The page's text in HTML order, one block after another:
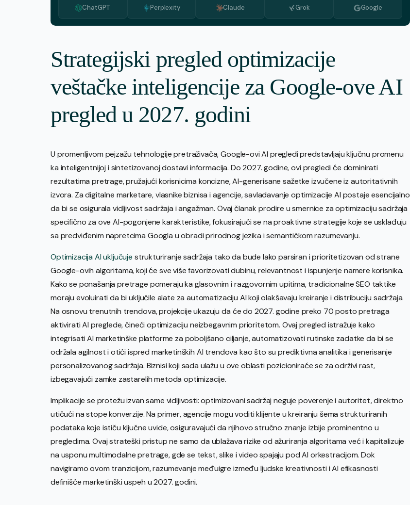
Azerbaijani
бугарски
грчки
италијански
корејски
румунски
шведски
ChatGPT Perplexity Claude Grok Google
Strategijski pregled optimizacije
veštačke inteligencije za Google-ove AI
pregled u 2027. godini
U promenljivom pejzažu tehnologije pretraživača, Google-ovi AI pregledi predstavljaju ključnu promenu
ka inteligentnijoj i sintetizovanoj dostavi informacija. Do 2027. godine, ovi pregledi će dominirati
rezultatima pretrage, pružajući korisnicima koncizne, AI-generisane sažetke izvučene iz autoritativnih
izvora. Za digitalne marketare, vlasnike biznisa i agencije, savladavanje optimizacije AI postaje esencijalno
da bi se osigurala vidljivost sadržaja i angažman. Ovaj članak prodire u smernice za optimizaciju sadržaja
specifično za ove AI-pogonjene karakteristike, fokusirajući se na proaktivne strategije koje se usklađuju
sa predviđenim napretcima Googla u obradi prirodnog jezika i semantičkom razumevanju.
Optimizacija AI uključuje strukturiranje sadržaja tako da bude lako parsiran i prioritetizovan od strane
Google-ovih algoritama, koji će sve više favorizovati dubinu, relevantnost i ispunjenje namere korisnika.
Kako se ponašanja pretrage pomeraju ka glasovnim i razgovornim upitima, tradicionalne SEO taktike
moraju evoluirati da bi uključile alate za automatizaciju AI koji olakšavaju kreiranje i distribuciju sadržaja.
Na osnovu trenutnih trendova, projekcije ukazuju da će do 2027. godine preko 70 posto pretraga
aktivirati AI preglede, čineći optimizaciju neizbegavnim prioritetom. Ovaj pregled istražuje kako
integrisati AI marketinške platforme za poboljšano ciljanje, automatizovati rutinske zadatke da bi se
održala agilnost i otići ispred marketinških AI trendova kao što su prediktivna analitika i generisanje
personalizovanog sadržaja. Biznisi koji sada ulažu u ove oblasti pozicioniraće se za održivi rast,
izbegavajući zamke zastarelih metoda optimizacije.
Implikacije se protežu izvan same vidljivosti: optimizovani sadržaj neguje poverenje i autoritet, direktno
utičući na stope konverzije. Na primer, agencije mogu voditi klijente u kreiranju šema strukturiranih
podataka koje ističu ključne uvide, osiguravajući da njihovo stručno znanje izbije prominentno u
pregledima. Ovaj strateški pristup ne samo da ublažava rizike od ažuriranja algoritama već i kapitalizuje
na usponu multimodalne pretrage, gde se tekst, slike i video spajaju pod AI orkestracijom. Dok
navigiramo ovom tranzicijom, razumevanje međuigre između ljudske kreativnosti i AI efikasnosti
definišće marketinški uspeh u 2027. godini.